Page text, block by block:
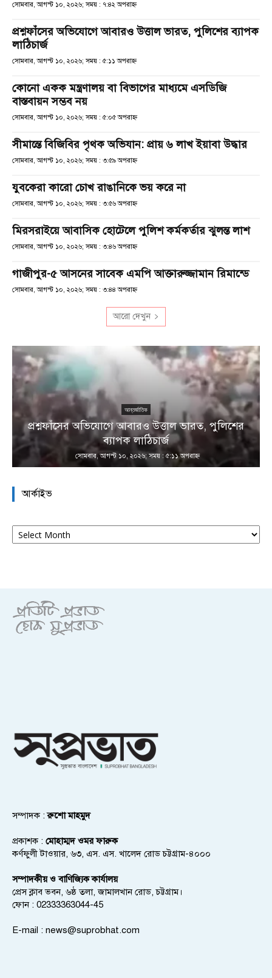
সোমবার, আগস্ট ১০, ২০২৬; সময় : ৭:৪২ অপরাহ্ণ
প্রশ্নফাঁসের অভিযোগে আবারও উত্তাল ভারত, পুলিশের ব্যাপক
লাঠিচার্জ
সোমবার, আগস্ট ১০, ২০২৬; সময় : ৫:১১ অপরাহ্ণ
কোনো একক মন্ত্রণালয় বা বিভাগের মাধ্যমে এসডিজি
বাস্তবায়ন সম্ভব নয়
সোমবার, আগস্ট ১০, ২০২৬; সময় : ৫:০৫ অপরাহ্ণ
সীমান্তে বিজিবির পৃথক অভিযান: প্রায় ৬ লাখ ইয়াবা উদ্ধার
সোমবার, আগস্ট ১০, ২০২৬; সময় : ৩:৫৯ অপরাহ্ণ
যুবকেরা কারো চোখ রাঙানিকে ভয় করে না
সোমবার, আগস্ট ১০, ২০২৬; সময় : ৩:৫৬ অপরাহ্ণ
মিরসরাইয়ে আবাসিক হোটেলে পুলিশ কর্মকর্তার ঝুলন্ত লাশ
সোমবার, আগস্ট ১০, ২০২৬; সময় : ৩:৪৬ অপরাহ্ণ
গাজীপুর-৫ আসনের সাবেক এমপি আক্তারুজ্জামান রিমান্ডে
সোমবার, আগস্ট ১০, ২০২৬; সময় : ৩:৪৪ অপরাহ্ণ
আরো দেখুন
আন্তর্জাতিক
প্রশ্নফাঁসের অভিযোগে আবারও উত্তাল ভারত, পুলিশের
ব্যাপক লাঠিচার্জ
সোমবার, আগস্ট ১০, ২০২৬; সময় : ৫:১১ অপরাহ্ণ
আর্কাইভ
আর্কাইভ
সম্পাদক :রুশো মাহমুদ
প্রকাশক : মোহাম্মদ ওমর ফারুক
কর্ণফুলী টাওয়ার, ৬৩, এস. এস. খালেদ রোড চট্টগ্রাম-৪০০০
সম্পাদকীয় ও বাণিজ্যিক কার্যালয়
প্রেস ক্লাব ভবন, ৬ষ্ঠ তলা, জামালখান রোড, চট্টগ্রাম।
ফোন : 02333363044-45
E-mail : news@suprobhat.com